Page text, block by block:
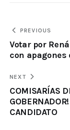
PREVIOUS
Votar por
con
NEXT
COMISARÍAS
CANDIDATO